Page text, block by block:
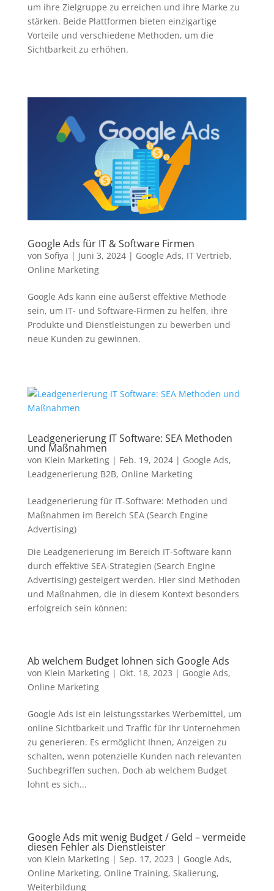
um ihre Zielgruppe zu erreichen und ihre Marke zu
stärken. Beide Plattformen bieten einzigartige
Vorteile und verschiedene Methoden, um die
Sichtbarkeit zu erhöhen.
Google Ads für IT & Software Firmen
von Sofiya | Juni 3, 2024| Google Ads, IT Vertrieb,
Online Marketing
Google Ads kann eine äußerst effektive Methode
sein, um IT- und Software-Firmen zu helfen, ihre
Produkte und Dienstleistungen zu bewerben und
neue Kunden zu gewinnen.
Leadgenerierung IT Software: SEA Methoden
und Maßnahmen
von Klein Marketing| Feb. 19, 2024| Google Ads,
Leadgenerierung B2B, Online Marketing
Leadgenerierung für IT-Software: Methoden und
Maßnahmen im Bereich SEA (Search Engine
Advertising)
Die Leadgenerierung im Bereich IT-Software kann
durch effektive SEA-Strategien (Search Engine
Advertising) gesteigert werden. Hier sind Methoden
und Maßnahmen, die in diesem Kontext besonders
erfolgreich sein können:
Ab welchem Budget lohnen sich Google Ads
von Klein Marketing| Okt. 18, 2023 | Google Ads,
Online Marketing
Google Ads ist ein leistungsstarkes Werbemittel, um
online Sichtbarkeit und Traffic für Ihr Unternehmen
zu generieren. Es ermöglicht Ihnen, Anzeigen zu
schalten, wenn potenzielle Kunden nach relevanten
Suchbegriffen suchen. Doch ab welchem Budget
lohnt es sich...
Google Ads mit wenig Budget / Geld – vermeide
diesen Fehler als Dienstleister
von Klein Marketing| Sep. 17, 2023 | Google Ads,
Online Marketing, Online Training, Skalierung,
Weiterbildung